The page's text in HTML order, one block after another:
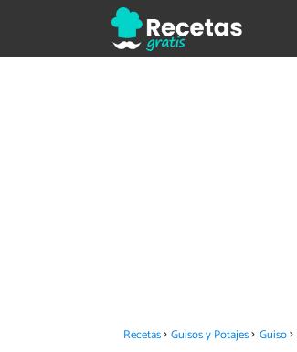
Recetas Guisos y Potajes Guiso